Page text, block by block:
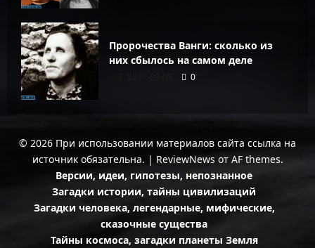
Пророчества Ванги: сколько из
них сбылось на самом деле
0
© 2026 При использовании материалов сайта ссылка на
источник обязательна. | ReviewNews от AF themes.
Версии, идеи, гипотезы, непознанное
Загадки истории, тайны цивилизаций
Загадки человека, легендарные, мифические,
сказочные существа
Тайны космоса, загадки планеты Земля